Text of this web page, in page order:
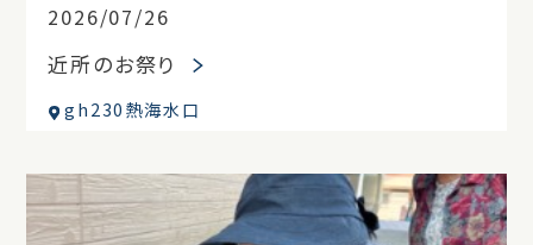
2026/07/26
近所のお祭り
gh230熱海水口